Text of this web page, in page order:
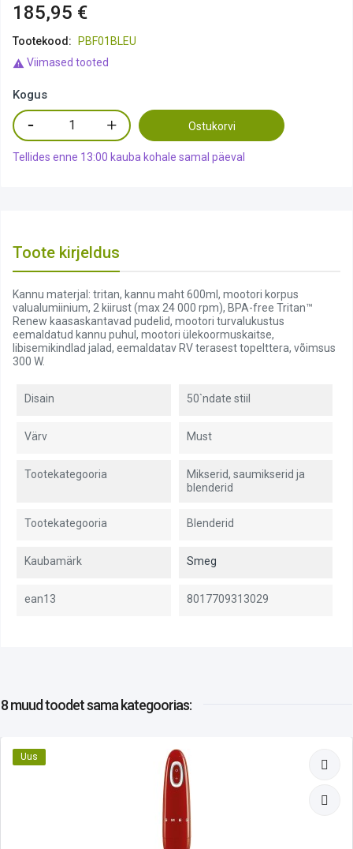
185,95 €
Tootekood: PBF01BLEU
 Viimased tooted
Kogus
Ostukorvi
Tellides enne 13:00 kauba kohale samal päeval
Toote kirjeldus
Kannu materjal: tritan, kannu maht 600ml, mootori korpus
valualumiinium, 2 kiirust (max 24 000 rpm), BPA-free Tritan™
Renew kaasaskantavad pudelid, mootori turvalukustus
eemaldatud kannu puhul, mootori ülekoormuskaitse,
libisemikindlad jalad, eemaldatav RV terasest topelttera, võimsus
300 W.
Disain 50`ndate stiil
Värv Must
Tootekategooria
Mikserid, saumikserid ja
blenderid
Tootekategooria Blenderid
Kaubamärk Smeg
ean13 8017709313029
8 muud toodetsama kategoorias:
Uus